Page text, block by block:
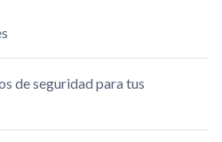
de seguridad para tus